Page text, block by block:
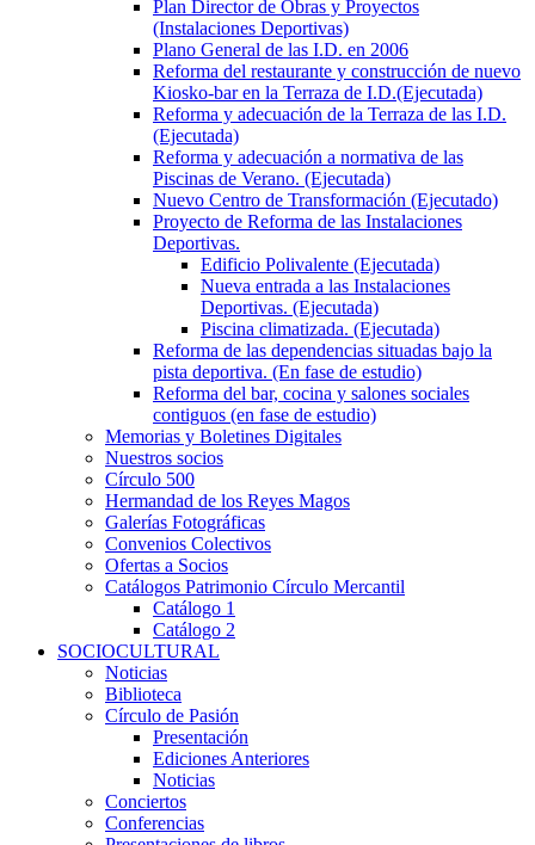
Plan Director de Obras y Proyectos
(Instalaciones Deportivas)
Plano General de las I.D. en 2006
Reforma del restaurante y construcción de nuevo
Kiosko-bar en la Terraza de I.D.(Ejecutada)
Reforma y adecuación de la Terraza de las I.D.
(Ejecutada)
Reforma y adecuación a normativa de las
Piscinas de Verano. (Ejecutada)
Nuevo Centro de Transformación (Ejecutado)
Proyecto de Reforma de las Instalaciones
Deportivas.
Edificio Polivalente (Ejecutada)
Nueva entrada a las Instalaciones
Deportivas. (Ejecutada)
Piscina climatizada. (Ejecutada)
Reforma de las dependencias situadas bajo la
pista deportiva. (En fase de estudio)
Reforma del bar, cocina y salones sociales
contiguos (en fase de estudio)
Memorias y Boletines Digitales
Nuestros socios
Círculo 500
Hermandad de los Reyes Magos
Galerías Fotográficas
Convenios Colectivos
Ofertas a Socios
Catálogos Patrimonio Círculo Mercantil
Catálogo 1
Catálogo 2
SOCIOCULTURAL
Noticias
Biblioteca
Círculo de Pasión
Presentación
Ediciones Anteriores
Noticias
Conciertos
Conferencias